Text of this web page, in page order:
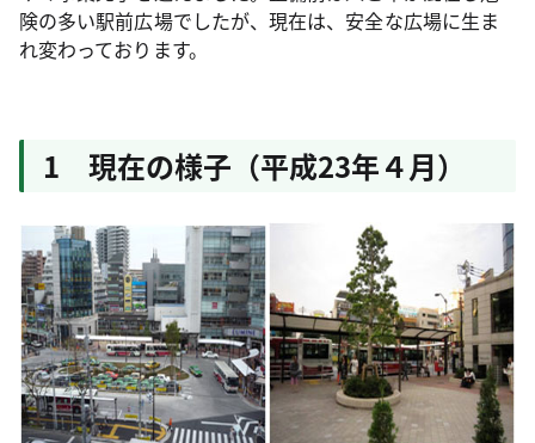
険の多い駅前広場でしたが、現在は、安全な広場に生ま
れ変わっております。
1 現在の様子（平成23年４月）